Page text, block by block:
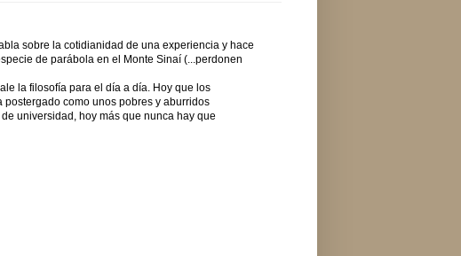
sobre la cotidianidad de una experiencia y hace
de parábola en el Monte Sinaí (...perdonen
la filosofía para el día a día. Hoy que los
como unos pobres y aburridos
universidad, hoy más que nunca hay que